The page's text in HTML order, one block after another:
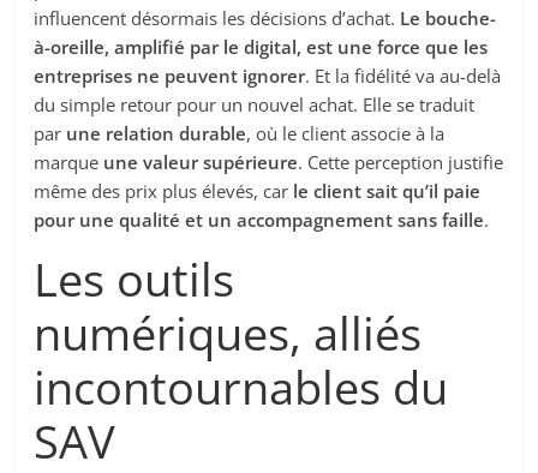
influencent désormais les décisions d’achat. Le bouche-
à-oreille, amplifié par le digital, est une force que les
entreprises ne peuvent ignorer. Et la fidélité va au-delà
du simple retour pour un nouvel achat. Elle se traduit
par une relation durable, où le client associe à la
marque une valeur supérieure. Cette perception justifie
même des prix plus élevés, car le client sait qu’il paie
pour une qualité et un accompagnement sans faille.
Les outils
numériques, alliés
incontournables du
SAV